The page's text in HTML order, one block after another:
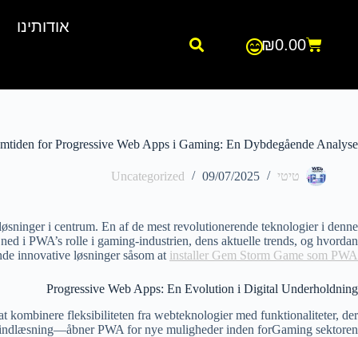
₪0.00
אודותינו
for Progressive Web Apps i Gaming: En Dybdegående Analyse
טיטי 09/07/2025
Uncategorized
i centrum. En af de mest revolutionerende teknologier i denne
i PWA’s rolle i gaming-industrien, dens aktuelle trends, og hvordan
innovative løsninger såsom at installer Gem Storm Game som PWA
Progressive Web Apps: En Evolution i Digital Underholdning
kombinere fleksibiliteten fra webteknologier med funktionaliteter, der
PWA for nye muligheder inden forGaming sektoren.